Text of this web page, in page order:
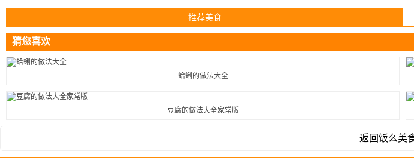
推荐美食
猜您喜欢
蛤蜊的做法大全
豆腐的做法大全家常版
返回饭么美